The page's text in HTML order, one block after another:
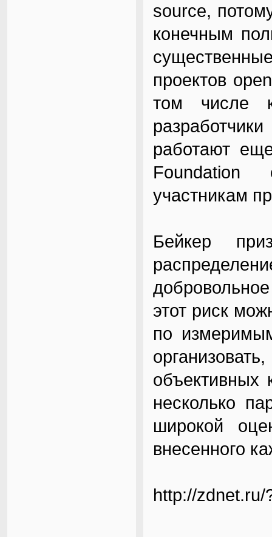
source,
конечным
проектов
том числе
работают
Foundation
участникам
Бейкер
этот риск
по
объективных
несколько
широкой
внесенного
http://zdnet.ru/